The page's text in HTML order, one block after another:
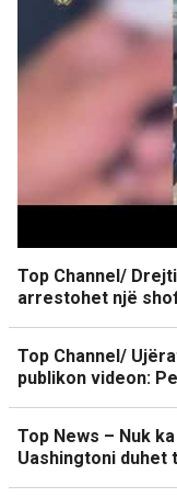
Top Channel/
arrestohet një
Top Channel/
publikon videon:
Top News – Nuk
Uashingtoni duhet